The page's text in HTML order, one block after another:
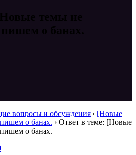
темы не
пишем о банах.
вопросы и обсуждения › [Новые
о банах. › Ответ в теме: [Новые
о банах.